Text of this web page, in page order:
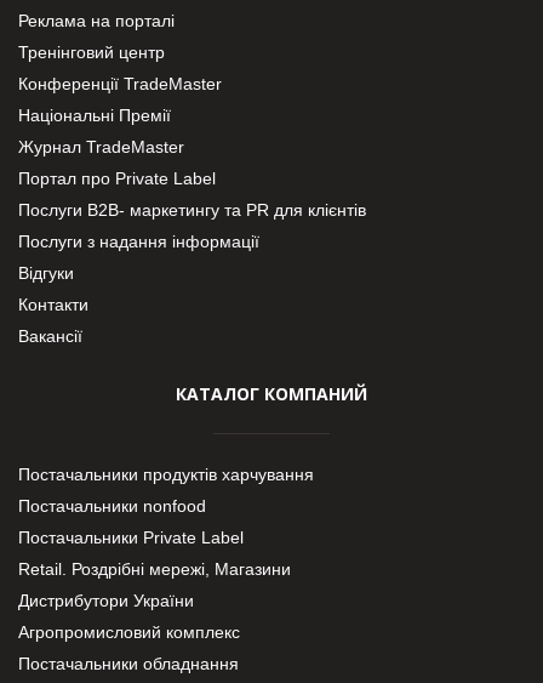
Реклама на порталі
Тренінговий центр
Конференції TradeMaster
Національні Премії
Журнал TradeMaster
Портал про Private Label
Послуги В2В- маркетингу та PR для клієнтів
Послуги з надання інформації
Відгуки
Контакти
Вакансії
КАТАЛОГ КОМПАНИЙ
Постачальники продуктів харчування
Постачальники nonfood
Постачальники Private Label
Retail. Роздрібні мережі, Магазини
Дистрибутори України
Агропромисловий комплекс
Постачальники обладнання